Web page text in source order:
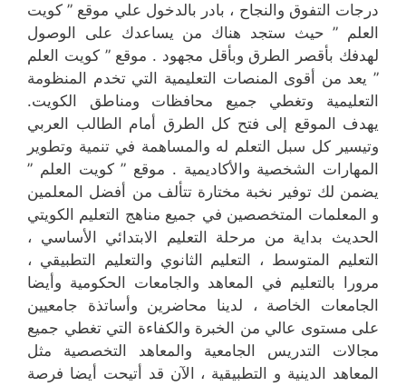
درجات التفوق والنجاح ، بادر بالدخول علي موقع ” كويت
العلم ” حيث ستجد هناك من يساعدك على الوصول
لهدفك بأقصر الطرق وبأقل مجهود . موقع ” كويت العلم
” يعد من أقوى المنصات التعليمية التي تخدم المنظومة
التعليمية وتغطي جميع محافظات ومناطق الكويت.
يهدف الموقع إلى فتح كل الطرق أمام الطالب العربي
وتيسير كل سبل التعلم له والمساهمة في تنمية وتطوير
المهارات الشخصية والأكاديمية . موقع ” كويت العلم ”
يضمن لك توفير نخبة مختارة تتألف من أفضل المعلمين
و المعلمات المتخصصين في جميع مناهج التعليم الكويتي
الحديث بداية من مرحلة التعليم الابتدائي الأساسي ،
التعليم المتوسط ، التعليم الثانوي والتعليم التطبيقي ،
مرورا بالتعليم في المعاهد والجامعات الحكومية وأيضا
الجامعات الخاصة ، لدينا محاضرين وأساتذة جامعيين
على مستوى عالي من الخبرة والكفاءة التي تغطي جميع
مجالات التدريس الجامعية والمعاهد التخصصية مثل
المعاهد الدينية و التطبيقية ، الآن قد أتيحت أيضا فرصة